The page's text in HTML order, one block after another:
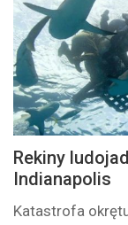
Rekiny
Indianapolis
Katastrofa